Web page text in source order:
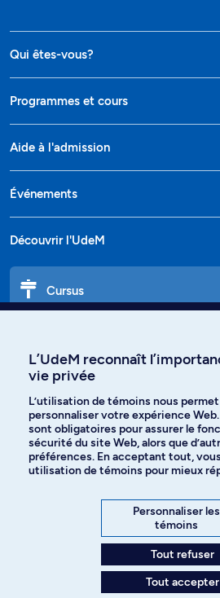
Qui êtes-vous?
Programmes et cours
Aide à l'admission
Événements
Découvrir l'UdeM
Cursus
Langues
Facebook
L’UdeM reconnaît
vie privée
L’utilisation de témoins nous
personnaliser votre expérience
sont obligatoires pour assurer le
sécurité du site Web, alors que
préférences. En acceptant tout,
utilisation de témoins pour mieux
Personnaliser les
témoins
Tout refuser
Tout accepter